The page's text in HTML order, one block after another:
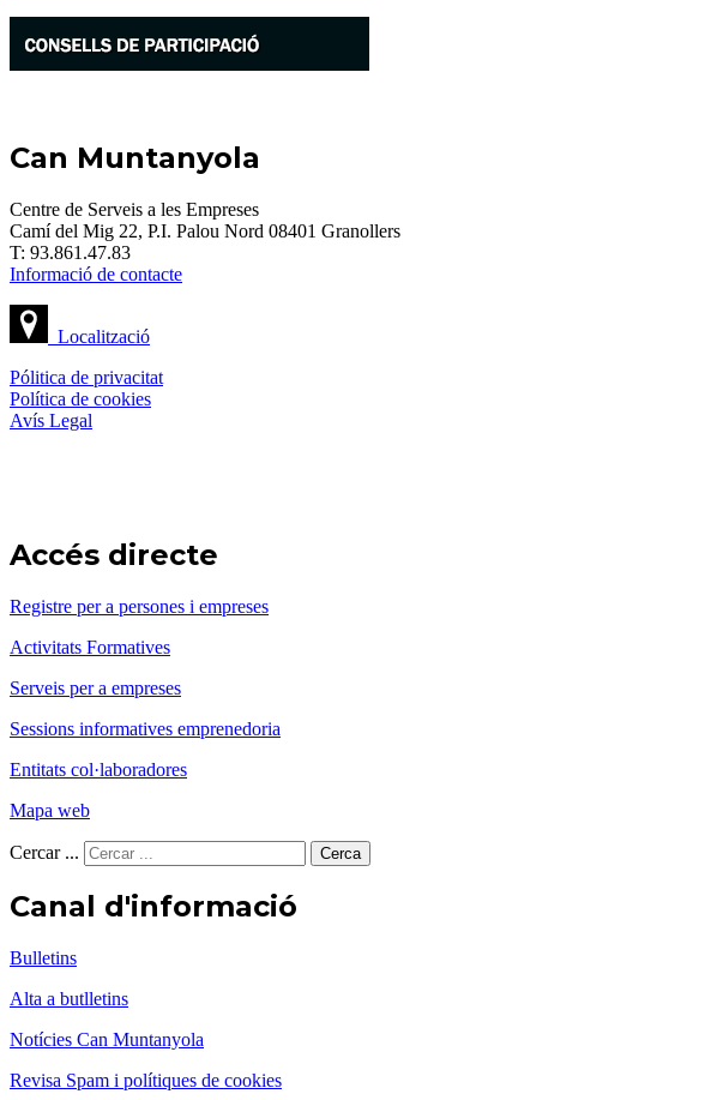
Can Muntanyola
Centre de Serveis a les Empreses
Camí del Mig 22, P.I. Palou Nord 08401 Granollers
T: 93.861.47.83
Informació de contacte
Localització
Pólitica de privacitat
Política de cookies
Avís Legal
Accés directe
Registre per a persones i empreses
Activitats Formatives
Serveis per a empreses
Sessions informatives emprenedoria
Entitats col·laboradores
Mapa web
Cercar ... Cerca
Canal d'informació
Bulletins
Alta a butlletins
Notícies Can Muntanyola
Revisa Spam i polítiques de cookies